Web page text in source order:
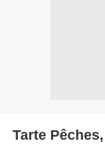
Tarte